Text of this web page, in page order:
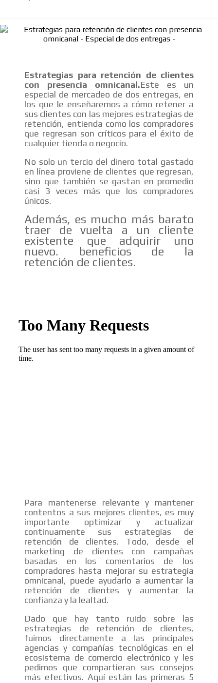
INTERNACIONALES
CONTACTAR
TWITTER
INSTAGRAM
ADVERTISEMENT
Estrategias para retención de clientes
con presencia omnicanal.Este es un
especial de mercadeo de dos entregas, en
los que le enseñaremos a cómo retener a
sus clientes con las mejores estrategias de
retención, entienda como los compradores
que regresan son críticos para el éxito de
cualquier tienda o negocio.
No solo un tercio del dinero total gastado
en línea proviene de clientes que regresan,
sino que también se gastan en promedio
casi 3 veces más que los compradores
únicos.
Además, es mucho más barato
traer de vuelta a un cliente
existente que adquirir uno
nuevo. beneficios de la
retención de clientes.
Para mantenerse relevante y mantener
contentos a sus mejores clientes, es muy
importante optimizar y actualizar
continuamente sus estrategias de
retención de clientes. Todo, desde el
marketing de clientes con campañas
basadas en los comentarios de los
compradores hasta mejorar su estrategia
omnicanal, puede ayudarlo a aumentar la
retención de clientes y aumentar la
confianza y la lealtad.
Dado que hay tanto ruido sobre las
estrategias de retención de clientes,
fuimos directamente a las principales
agencias y compañías tecnológicas en el
ecosistema de comercio electrónico y les
pedimos que compartieran sus consejos
más efectivos. Aquí están las primeras 5